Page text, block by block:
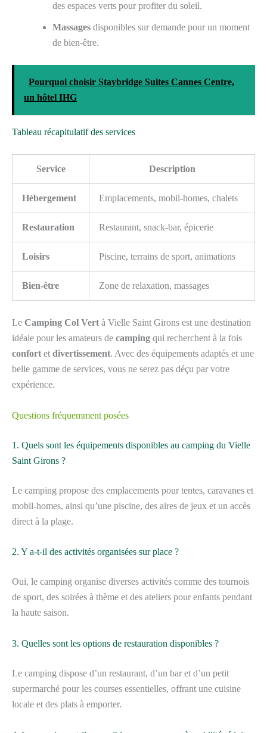
des espaces verts pour profiter du soleil.
Massages disponibles sur demande pour un moment
de bien-être.
Pourquoi choisir Staybridge Suites Cannes Centre,
un hôtel IHG
Tableau récapitulatif des services
Service Description
Hébergement Emplacements, mobil-homes, chalets
Restauration Restaurant, snack-bar, épicerie
Loisirs Piscine, terrains de sport, animations
Bien-être Zone de relaxation, massages
Le Camping Col Vert à Vielle Saint Girons est une destination
idéale pour les amateurs de camping qui recherchent à la fois
confort et divertissement. Avec des équipements adaptés et une
belle gamme de services, vous ne serez pas déçu par votre
expérience.
Questions fréquemment posées
1. Quels sont les équipements disponibles au camping du Vielle
Saint Girons ?
Le camping propose des emplacements pour tentes, caravanes et
mobil-homes, ainsi qu’une piscine, des aires de jeux et un accès
direct à la plage.
2. Y a-t-il des activités organisées sur place ?
Oui, le camping organise diverses activités comme des tournois
de sport, des soirées à thème et des ateliers pour enfants pendant
la haute saison.
3. Quelles sont les options de restauration disponibles ?
Le camping dispose d’un restaurant, d’un bar et d’un petit
supermarché pour les courses essentielles, offrant une cuisine
locale et des plats à emporter.